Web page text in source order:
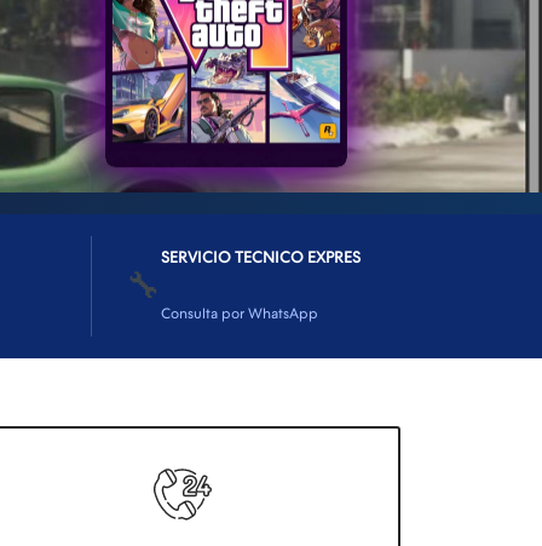
🔧
SERVICIO TECNICO EXPRES
Consulta por WhatsApp